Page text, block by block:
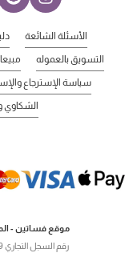
الأسئلة الشائعة
التسويق بالعموله
سياسة الإسترجاع
الشكاوي
موقع فساتين -
رقم السجل التجاري 4030464809 -- الرقم الضريبي 300285691800003